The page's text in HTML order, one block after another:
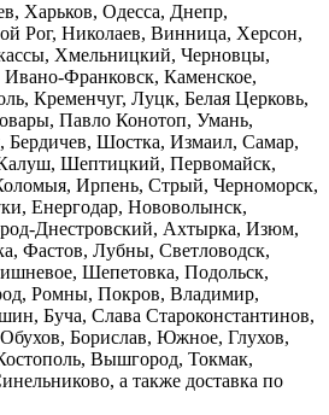
Харьков, Одесса, Днепр,
Рог, Николаев, Винница, Херсон,
Хмельницкий, Черновцы,
Франковск, Каменское,
Кременчуг, Луцк, Белая Церковь,
Павло Конотоп, Умань,
Бердичев, Шостка, Измаил, Самар,
Шептицкий, Первомайск,
Ирпень, Стрый, Черноморск,
Енергодар, Нововолынск,
Днестровский, Ахтырка, Изюм,
Фастов, Лубны, Светловодск,
Шепетовка, Подольск,
Ромны, Покров, Владимир,
Буча, Слава Староконстантинов,
Борислав, Южное, Глухов,
Вышгород, Токмак,
а также доставка по